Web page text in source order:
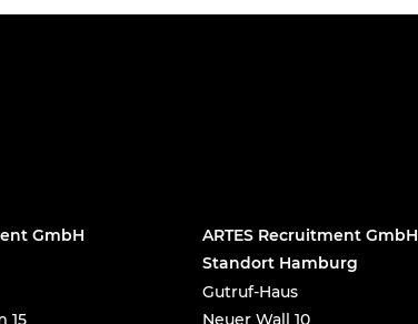
GmbH
15
ARTES Recruitment GmbH
Standort Hamburg
Gutruf-Haus
Neuer Wall 10